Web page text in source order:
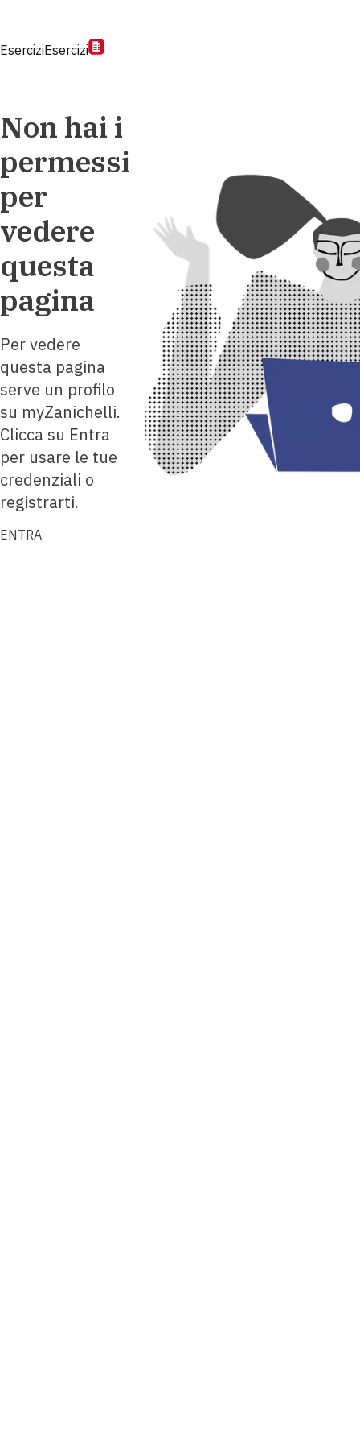
EserciziEsercizi
Non hai i
permessi
per
vedere
questa
pagina
Per vedere
questa pagina
serve un profilo
su myZanichelli.
Clicca su Entra
per usare le tue
credenziali o
registrarti.
ENTRA